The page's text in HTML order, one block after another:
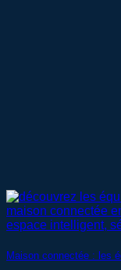
Maison connectée : les